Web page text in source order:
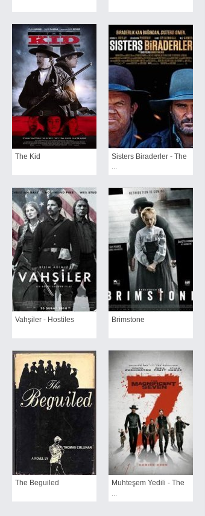
The Kid
Sisters Biraderler - The
...
Vahşiler - Hostiles Brimstone
The Beguiled
Muhteşem Yedili - The
...